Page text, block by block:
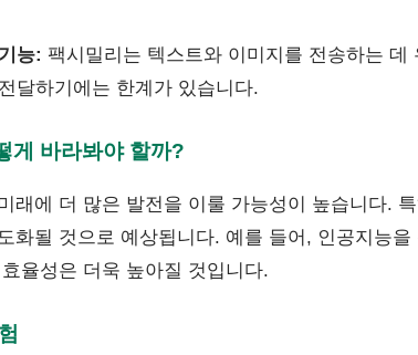
능: 팩시밀리는 텍스트와 이미지를 전송하는 데
달하기에는 한계가 있습니다.
게 바라봐야 할까?
래에 더 많은 발전을 이룰 가능성이 높습니다.
화될 것으로 예상됩니다. 예를 들어, 인공지능
율성은 더욱 높아질 것입니다.